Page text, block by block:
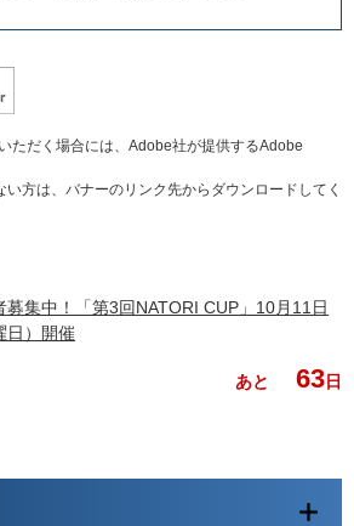
ただく場合には、Adobe社が提供するAdobe
方は、バナーのリンク先からダウンロードしてく
募集中！「第3回NATORI CUP」10月11日
日）開催
あと 63日